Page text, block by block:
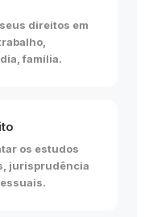
direitos em
família.
os estudos
jurisprudência